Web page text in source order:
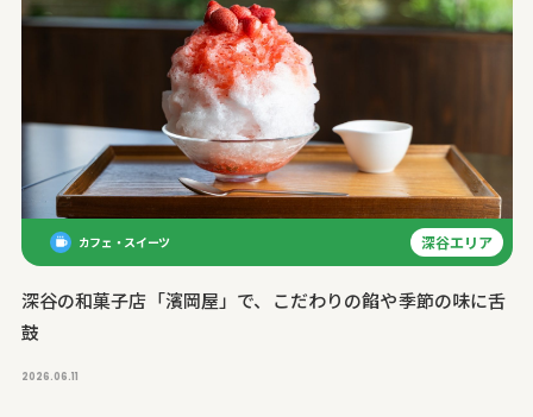
カフェ・スイーツ 深谷エリア
深谷の和菓子店「濱岡屋」で、こだわりの餡や季節の味に舌
鼓
2026.06.11